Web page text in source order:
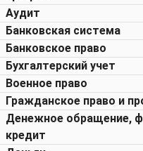
Аудит
Банковская система
Банковское право
Бухгалтерский учет
Военное право
Гражданское право и
Денежное обращение,
кредит